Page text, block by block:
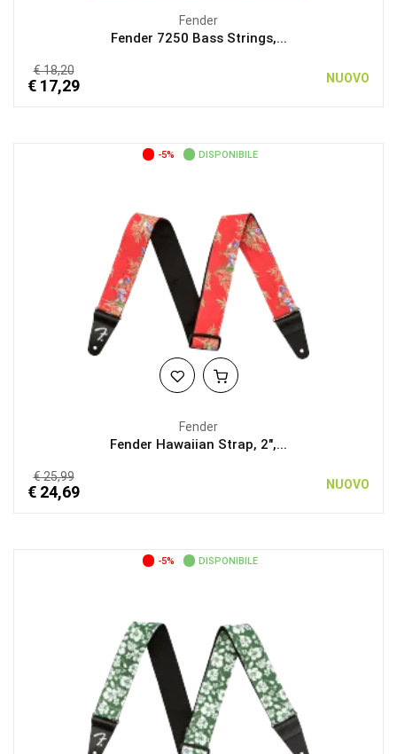
Fender
Fender 7250 Bass Strings,...
€ 18,20
€ 17,29 NUOVO
-5% DISPONIBILE
Fender
Fender Hawaiian Strap, 2",...
€ 25,99
€ 24,69 NUOVO
-5% DISPONIBILE